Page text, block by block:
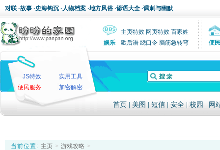
对联 ·故事 ·史海钩沉 ·人物档案 ·地方风俗 ·谚语大全 ·讽刺与幽默
主页特效 网页特效 百家姓
娱乐
歇后语 绕口令 脑筋急转弯 便民
JS特效
实用工具
便民服务
加密解密
首页 美图 短信 安全 校园 网
当前位置: 主页 > 游戏攻略 >